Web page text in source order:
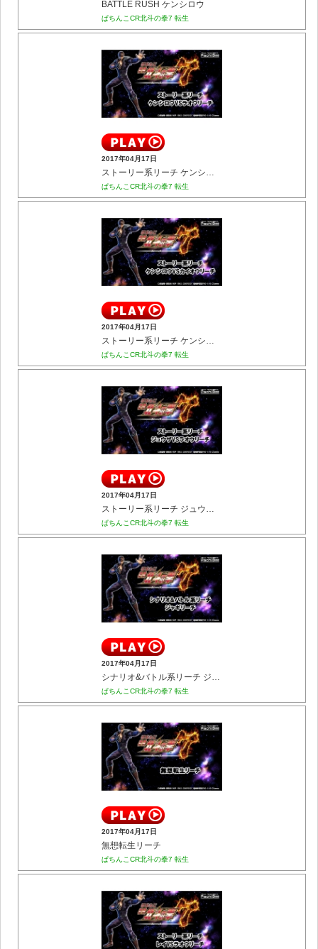
BATTLE RUSH ケンシロウ
ぱちんこCR北斗の拳7 転生
2017年04月17日
ストーリー系リーチ ケンシロウVSラオウリーチ
ぱちんこCR北斗の拳7 転生
2017年04月17日
ストーリー系リーチ ケンシロウVSカイオウリーチ
ぱちんこCR北斗の拳7 転生
2017年04月17日
ストーリー系リーチ ジュウザVSラオウリーチ
ぱちんこCR北斗の拳7 転生
2017年04月17日
シナリオ&バトル系リーチ ジャギリーチ
ぱちんこCR北斗の拳7 転生
2017年04月17日
無想転生リーチ
ぱちんこCR北斗の拳7 転生